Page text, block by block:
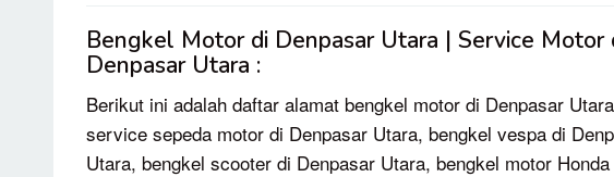
Bengkel Motor di Denpasar Utara | Service Motor
Denpasar Utara :
Berikut ini adalah daftar alamat bengkel motor di Denpasar
service sepeda motor di Denpasar Utara, bengkel vespa di
Utara, bengkel scooter di Denpasar Utara, bengkel motor